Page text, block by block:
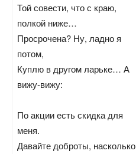
Той совести, что с краю,
полкой ниже…
Просрочена? Ну, ладно я
потом,
Куплю в другом ларьке… А
вижу-вижу:
По акции есть скидка для
меня.
Давайте доброты, насколько